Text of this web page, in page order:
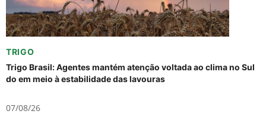
TRIGO
Trigo Brasil: Agentes mantém atenção voltada ao clima no Sul
do em meio à estabilidade das lavouras
07/08/26